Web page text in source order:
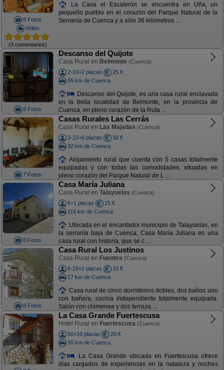
8 Fotos
Video
(3 comentarios)
La Casa el Escalerón se encuentra en Uña, un
pequeño pueblo en el corazón del Parque Natural de la
Serranía de Cuenca y a sólo 36 kilómetros ...
8 Fotos
Descanso del Quijote
Casa Rural en Belmonte (Cuenca)
2-10+2 plazas
25 €
95 km de Cuenca
Descanso del Quijote, es una casa rural enclavada
en la bella localidad de Belmonte, en la provincia de
Cuenca, en pleno corazón de la Ruta ...
7 Fotos
Casas Rurales Las Cerrás
Casa Rural en Las Majadas (Cuenca)
2-22+6 plazas
30 €
32 km de Cuenca
Alojamiento rural que cuenta con 5 casas totalmente
equipadas y con todas las comodidades, situadas en
pleno corazón del Parque Natural de L ...
8 Fotos
Casa María Juliana
Casa Rural en Talayuelas (Cuenca)
8+1 plazas
25 €
116 km de Cuenca
Ubicada en el encantador municipio de Talayuelas, en
la serranía baja de Cuenca, Casa María Juliana es una
casa rural con historia, que se c ...
8 Fotos
Casa Rural Los Justinos
Casa Rural en Fuentes (Cuenca)
6-10+2 plazas
10 €
17 km de Cuenca
Casa rural de cinco dormitorios dobles, dos baños uno
con bañera, cocina independiente totalmente equipada.
Salón con chimenea y dos terraza ...
La Casa Grande Fuertescusa
Hotel Rural en Fuertescusa (Cuenca)
50+10 plazas
20 €
55 km de Cuenca
La Casa Grande ubicada en Fuertescusa ofrece
días cargados de experiencias en la nataleza y noches